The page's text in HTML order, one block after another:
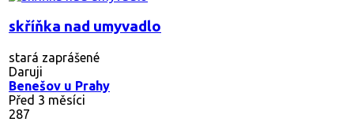
skříňka nad umyvadlo
stará zaprášené
Daruji
Benešov u Prahy
Před 3 měsíci
287